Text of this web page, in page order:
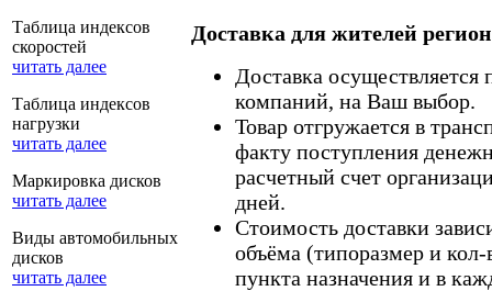
Таблица индексов
скоростей
читать далее
Таблица индексов
нагрузки
читать далее
Маркировка дисков
читать далее
Виды автомобильных
дисков
читать далее
Доставка для жителей
Доставка
компаний, на Ваш выбор.
Товар отгружается в
факту поступления
расчетный счет
дней.
Стоимость доставки
объёма (типоразмер и кол-
пункта назначения и в